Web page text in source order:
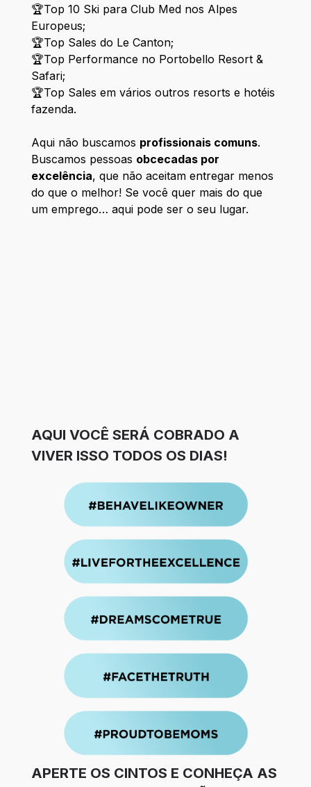
🏆Top 10 Ski para Club Med nos Alpes
Europeus;
🏆Top Sales do Le Canton;
🏆Top Performance no Portobello Resort &
Safari;
🏆Top Sales em vários outros resorts e hotéis
fazenda.
Aqui não buscamos profissionais comuns.
Buscamos pessoas obcecadas por
excelência, que não aceitam entregar menos
do que o melhor! Se você quer mais do que
um emprego… aqui pode ser o seu lugar.
AQUI VOCÊ SERÁ COBRADO A
VIVER ISSO TODOS OS DIAS!
APERTE OS CINTOS E CONHEÇA AS